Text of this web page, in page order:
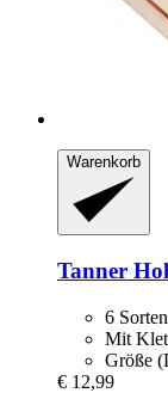
Warenkorb
Tanner
6
Mit
Größe
€ 12,99